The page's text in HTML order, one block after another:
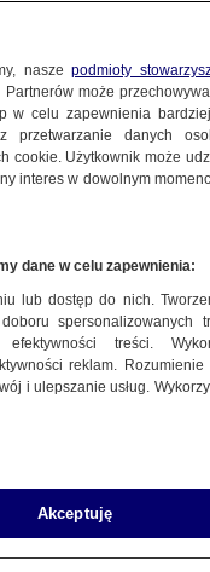
coraz więcej
budować zaufanie
naszepodmioty
Partnerów może
w celu zapewnienia
przetwarzanie danych
cookie. Użytkownik może
interes w dowolnym
dane w celu zapewnienia:
lub dostęp do nich.
spersonalizowanych
efektywności treści.
reklam.
i ulepszanie usług.
Akceptuję